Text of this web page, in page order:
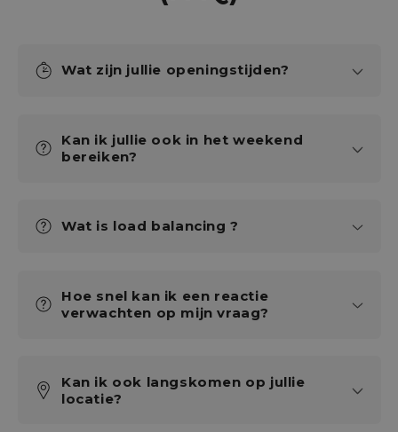
Wat zijn jullie openingstijden?
Kan ik jullie ook in het weekend
bereiken?
Wat is load balancing ?
Hoe snel kan ik een reactie
verwachten op mijn vraag?
Kan ik ook langskomen op jullie
locatie?